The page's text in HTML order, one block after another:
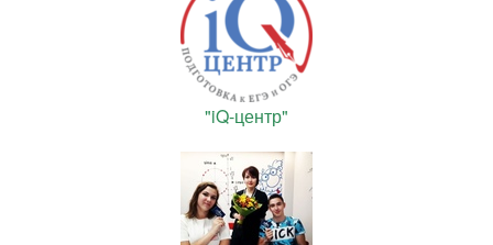
"iQ-центр"